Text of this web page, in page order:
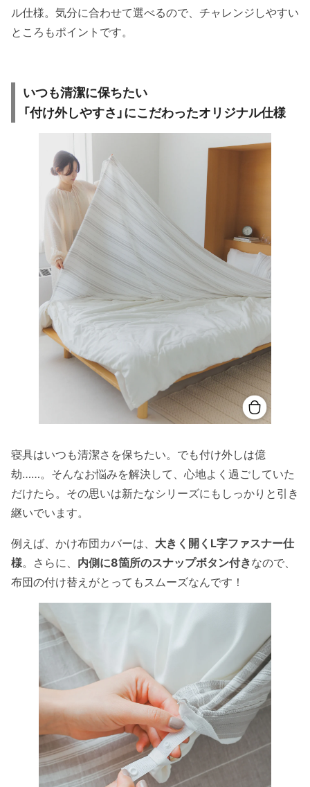
ル仕様。気分に合わせて選べるので、チャレンジしやすい
ところもポイントです。
いつも清潔に保ちたい
「付け外しやすさ」にこだわったオリジナル仕様
寝具はいつも清潔さを保ちたい。でも付け外しは億
劫……。そんなお悩みを解決して、心地よく過ごしていた
だけたら。その思いは新たなシリーズにもしっかりと引き
継いでいます。
例えば、かけ布団カバーは、 大きく開くL字ファスナー仕
様。さらに、 内側に8箇所のスナップボタン付きなので、
布団の付け替えがとってもスムーズなんです！